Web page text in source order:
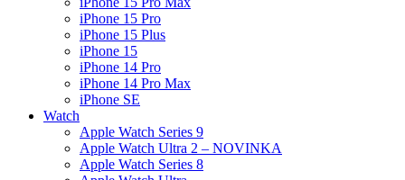
iPhone 15 Pro
iPhone 15 Plus
iPhone 15
iPhone 14 Pro
iPhone 14 Pro Max
iPhone SE
Watch
Apple Watch Series 9
Apple Watch Ultra 2 – NOVINKA
Apple Watch Series 8